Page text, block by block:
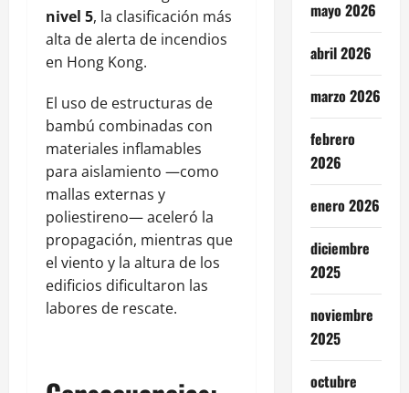
nivel 5, la clasificación más
alta de alerta de incendios
en Hong Kong.
El uso de estructuras de
bambú combinadas con
materiales inflamables
para aislamiento —como
mallas externas y
poliestireno— aceleró la
propagación, mientras que
el viento y la altura de los
edificios dificultaron las
labores de rescate.
mayo 2026
abril 2026
marzo 2026
febrero
2026
enero 2026
diciembre
2025
noviembre
2025
octubre